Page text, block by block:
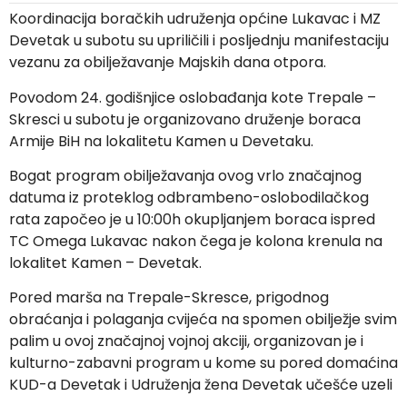
Koordinacija boračkih udruženja općine Lukavac i MZ
Devetak u subotu su upriličili i posljednju manifestaciju
vezanu za obilježavanje Majskih dana otpora.
Povodom 24. godišnjice oslobađanja kote Trepale –
Skresci u subotu je organizovano druženje boraca
Armije BiH na lokalitetu Kamen u Devetaku.
Bogat program obilježavanja ovog vrlo značajnog
datuma iz proteklog odbrambeno-oslobodilačkog
rata započeo je u 10:00h okupljanjem boraca ispred
TC Omega Lukavac nakon čega je kolona krenula na
lokalitet Kamen – Devetak.
Pored marša na Trepale-Skresce, prigodnog
obraćanja i polaganja cvijeća na spomen obilježje svim
palim u ovoj značajnoj vojnoj akciji, organizovan je i
kulturno-zabavni program u kome su pored domaćina
KUD-a Devetak i Udruženja žena Devetak učešće uzeli